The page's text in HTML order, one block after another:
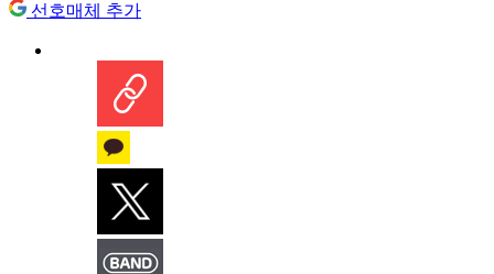
선호매체 추가